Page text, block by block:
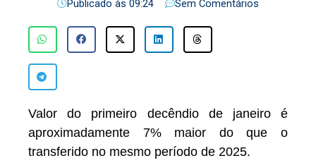
Publicado às 09:24 Sem Comentários
Valor do primeiro decêndio de janeiro é
aproximadamente 7% maior do que o
transferido no mesmo período de 2025.